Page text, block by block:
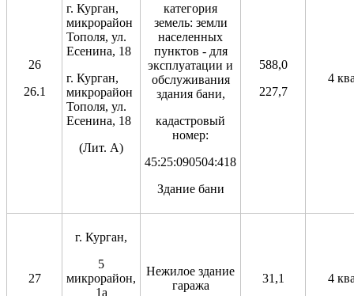
26
26.1
г. Курган,
микрорайон
Тополя, ул.
Есенина, 18
г. Курган,
микрорайон
Тополя, ул.
Есенина, 18
(Лит. А)
категория
земель: земли
населенных
пунктов - для
эксплуатации и
обслуживания
здания бани,
кадастровый
номер:
45:25:090504:418
Здание бани
588,0
227,7
4
27
г. Курган,
5
микрорайон,
1а
Нежилое здание
гаража
31,1 4